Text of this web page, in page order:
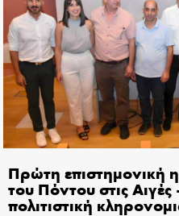
Πρώτη επιστημονική
του Πόντου στις
πολιτιστική